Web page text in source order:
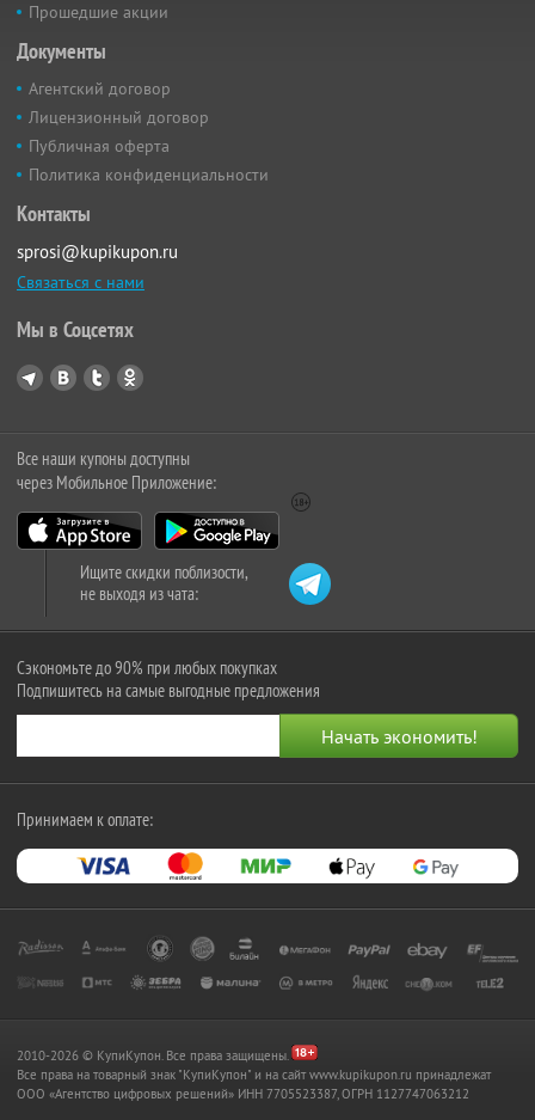
Прошедшие акции
Документы
Агентский договор
Лицензионный договор
Публичная оферта
Политика конфиденциальности
Контакты
sprosi@kupikupon.ru
Связаться с нами
Мы в Соцсетях
Все наши купоны доступны
через Мобильное Приложение:
Ищите скидки поблизости,
не выходя из чата:
Сэкономьте до 90% при любых покупках
Подпишитесь на самые выгодные предложения
Принимаем к оплате:
2010-2026 © КупиКупон. Все права защищены.
Все права на товарный знак "КупиКупон" и на сайт www.kupikupon.ru принадлежат
OOO «Агентство цифровых решений» ИНН 7705523387, ОГРН 1127747063212